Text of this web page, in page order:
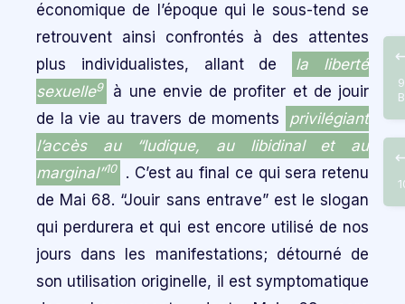
économique de l’époque qui le sous-tend se
retrouvent ainsi confrontés à des attentes
plus individualistes, allant de
la liberté
sexuelle9
à une envie de profiter et de jouir
de la vie au travers de moments
privilégiant
l’accès au “ludique, au libidinal et au
marginal”10
. C’est au final ce qui sera retenu
de Mai 68. “Jouir sans entrave” est le slogan
qui perdurera et qui est encore utilisé de nos
jours dans les manifestations; détourné de
son utilisation originelle, il est symptomatique